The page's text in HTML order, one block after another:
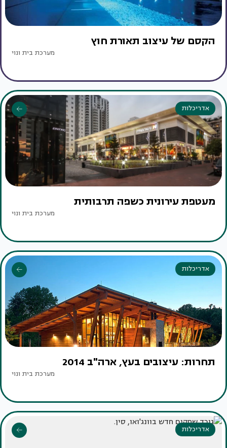
הקסם של עיצוב תאורת חוץ
מערכת בית ונוי
אדריכלות
מעטפת עירונית כשפה תרבותית
מערכת בית ונוי
אדריכלות
תחרות: עיצובים בעץ, ארה"ב 2014
מערכת בית ונוי
אדריכלות